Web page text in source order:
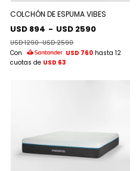
COLCHÓN DE ESPUMA VIBES
USD 894 - USD 2590
USD 1290-USD 2590
Con
USD 760 hasta 12
cuotas de USD 63